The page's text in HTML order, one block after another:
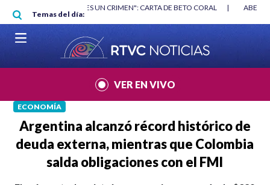
Pasar al contenido principal
Temas del día:
"HABLAR NO ES UN CRIMEN": CARTA DE BETO CORAL |
VER EN VIVO
ECONOMÍA
Argentina alcanzó récord histórico de
deuda externa, mientras que Colombia
salda obligaciones con el FMI